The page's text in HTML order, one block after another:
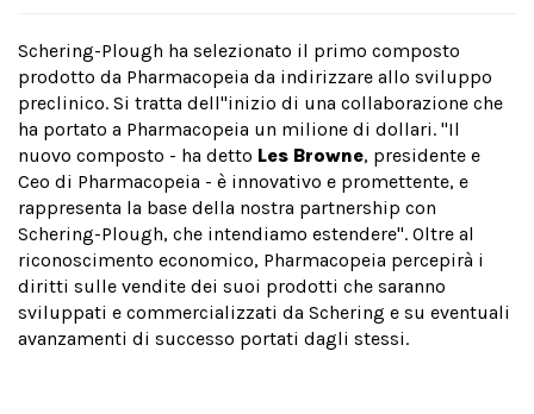
Schering-Plough ha selezionato il primo composto
prodotto da Pharmacopeia da indirizzare allo sviluppo
preclinico. Si tratta dell''inizio di una collaborazione che
ha portato a Pharmacopeia un milione di dollari. "Il
nuovo composto - ha detto Les Browne, presidente e
Ceo di Pharmacopeia - è innovativo e promettente, e
rappresenta la base della nostra partnership con
Schering-Plough, che intendiamo estendere". Oltre al
riconoscimento economico, Pharmacopeia percepirà i
diritti sulle vendite dei suoi prodotti che saranno
sviluppati e commercializzati da Schering e su eventuali
avanzamenti di successo portati dagli stessi.